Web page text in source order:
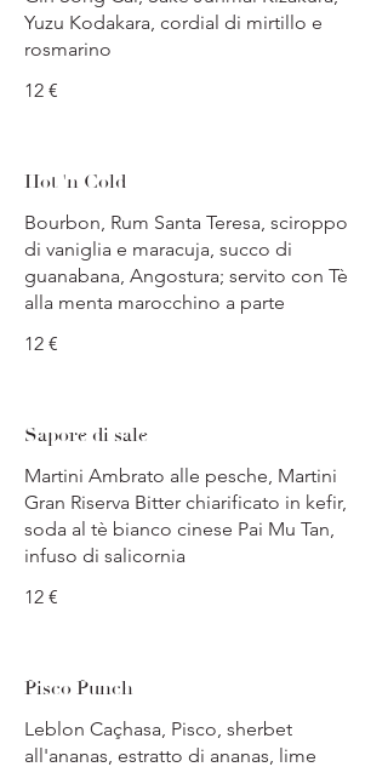
Yuzu Kodakara, cordial di mirtillo e
rosmarino
12 €
Hot 'n Cold
Bourbon, Rum Santa Teresa, sciroppo
di vaniglia e maracuja, succo di
guanabana, Angostura; servito con Tè
alla menta marocchino a parte
12 €
Sapore di sale
Martini Ambrato alle pesche, Martini
Gran Riserva Bitter chiarificato in kefir,
soda al tè bianco cinese Pai Mu Tan,
infuso di salicornia
12 €
Pisco Punch
Leblon Caçhasa, Pisco, sherbet
all'ananas, estratto di ananas, lime